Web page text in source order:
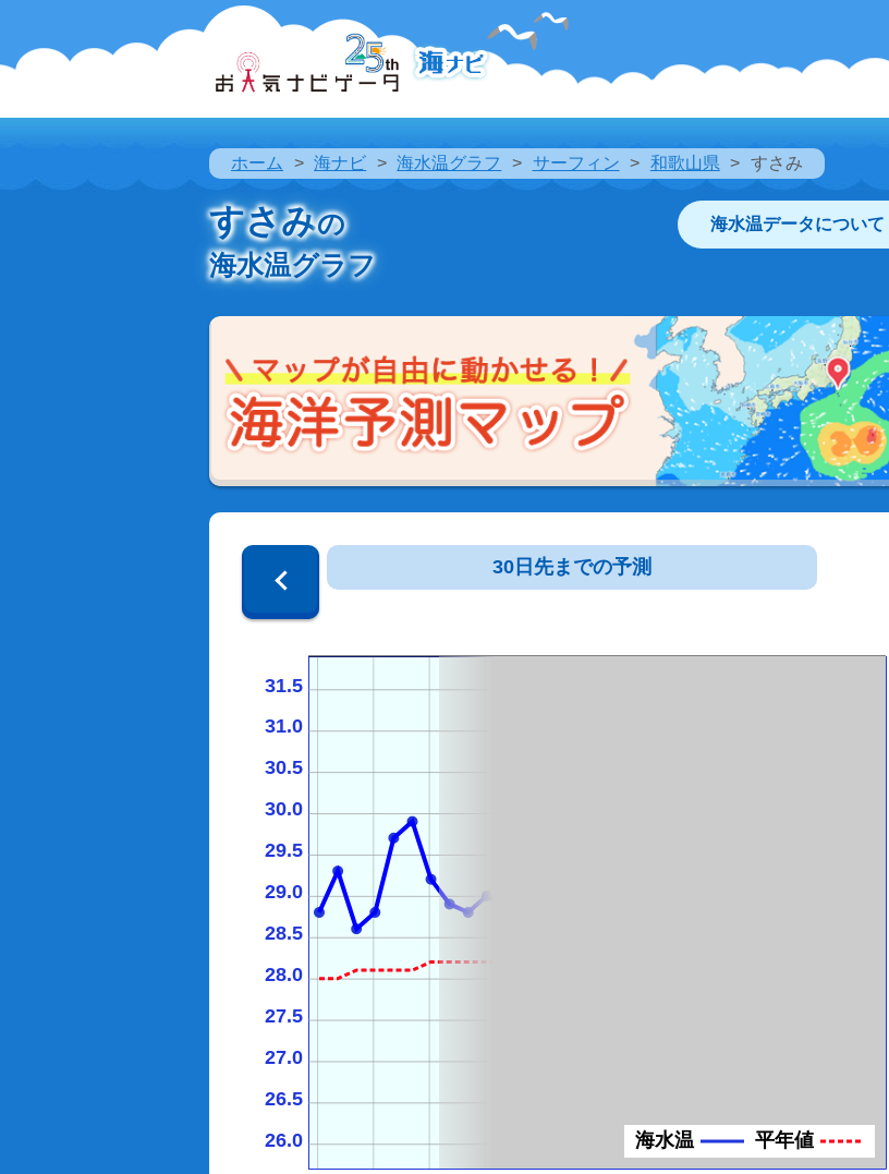
ホーム 海ナビ 海水温グラフ サーフィン 和歌山県 すさみ
すさみの
海水温グラフ
海水温データについて
30日先までの予測
26.0
26.5
27.0
27.5
28.0
28.5
29.0
29.5
30.0
30.5
31.0
31.5
海水温 平年値